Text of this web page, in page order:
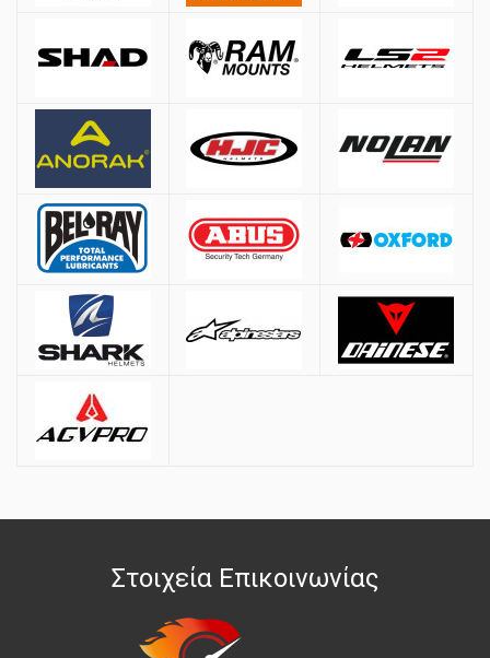
Στοιχεία Επικοινωνίας